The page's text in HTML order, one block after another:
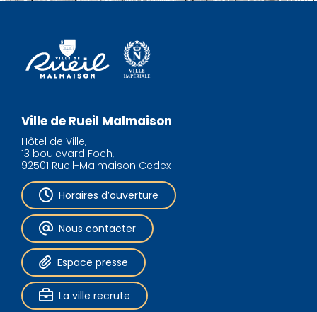
Ville de Rueil Malmaison
Hôtel de Ville,
13 boulevard Foch,
92501 Rueil-Malmaison Cedex
Horaires d’ouverture
Nous contacter
Espace presse
La ville recrute